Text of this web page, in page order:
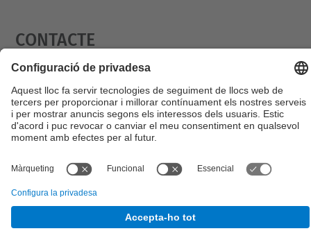
Contacte
Formulari de contacte
Desenvolupat amb
Mapa del lloc Accessibilitat